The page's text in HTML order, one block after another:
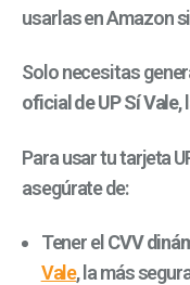
usarlas en Amazon
Solo necesitas
oficial de UP Sí Vale,
Para usar tu tarjeta
asegúrate de:
Tener el CVV
Vale, la más